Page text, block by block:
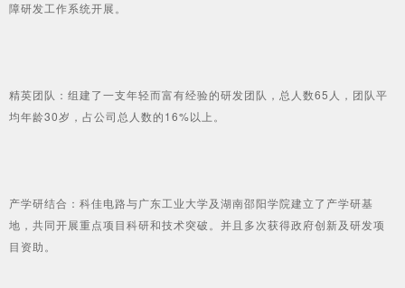
障研发工作系统开展。
精英团队：组建了一支年轻而富有经验的研发团队，总人数65人，团队平
均年龄30岁，占公司总人数的16%以上。
产学研结合：科佳电路与广东工业大学及湖南邵阳学院建立了产学研基
地，共同开展重点项目科研和技术突破。并且多次获得政府创新及研发项
目资助。